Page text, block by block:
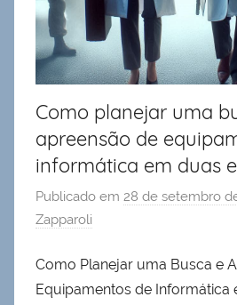
Como planejar uma
apreensão de
informática em duas
Publicado em 28 de setembro
Zapparoli
Como Planejar uma Busca e
Equipamentos de Informática